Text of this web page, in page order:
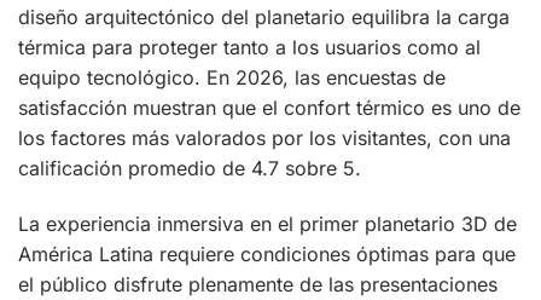
diseño arquitectónico del planetario equilibra la carga
térmica para proteger tanto a los usuarios como al
equipo tecnológico. En 2026, las encuestas de
satisfacción muestran que el confort térmico es uno de
los factores más valorados por los visitantes, con una
calificación promedio de 4.7 sobre 5.
La experiencia inmersiva en el primer planetario 3D de
América Latina requiere condiciones óptimas para que
el público disfrute plenamente de las presentaciones